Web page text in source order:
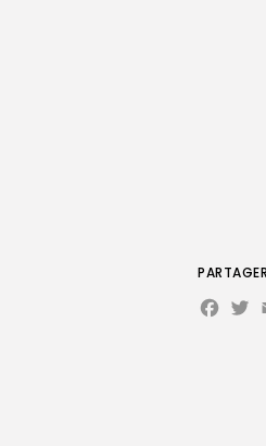
PARTAGER